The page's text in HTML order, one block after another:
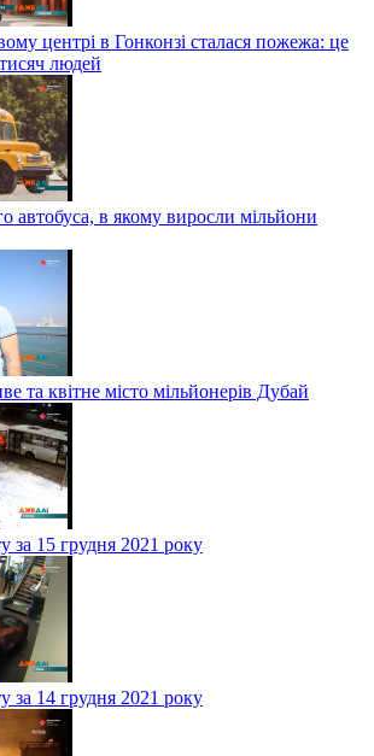
центрі в Гонконзі сталася пожежа: це
людей
автобуса, в якому виросли мільйони
та квітне місто мільйонерів Дубай
за 15 грудня 2021 року
за 14 грудня 2021 року